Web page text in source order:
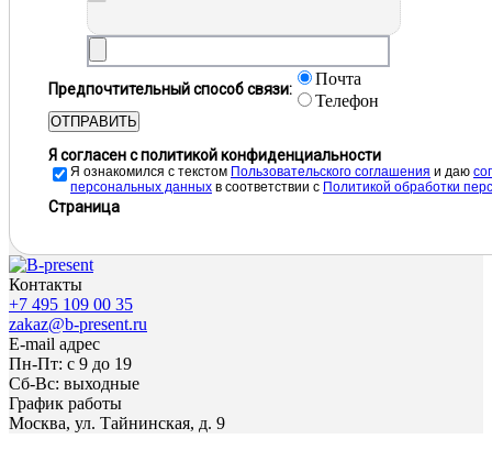
Предпочтительный способ связи:
Почта
Телефон
ОТПРАВИТЬ
Я согласен с политикой конфиденциальности
Я ознакомился с текстом Пользовательского соглашения и даю
персональных данных в соответствии с Политикой обработки
Страница
Контакты
+7 495 109 00 35
zakaz@b-present.ru
E-mail адрес
Пн-Пт: с 9 до 19
Сб-Вс: выходные
График работы
Москва, ул. Тайнинская, д. 9